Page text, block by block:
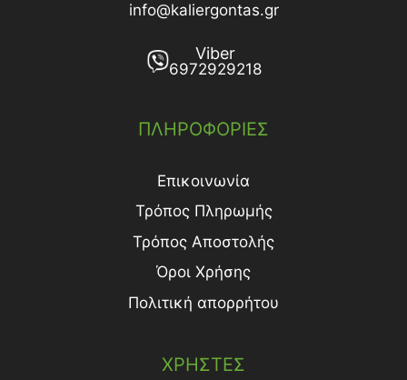
info@kaliergontas.gr
Viber
6972929218
ΠΛΗΡΟΦΟΡΙΕΣ
Επικοινωνία
Τρόπος Πληρωμής
Τρόπος Aποστολής
Όροι Χρήσης
Πολιτική απορρήτου
ΧΡΗΣΤΕΣ